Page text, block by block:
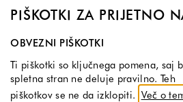
Roza( 2 )
PIŠKOTKI ZA PRIJETNO
Izberite, katere skupine
OBVEZNI PIŠKOTKI
Ti piškotki so ključnega pomena, saj
spletna stran ne deluje pravilno. Teh
piškotkov se ne da izklopiti. Več o